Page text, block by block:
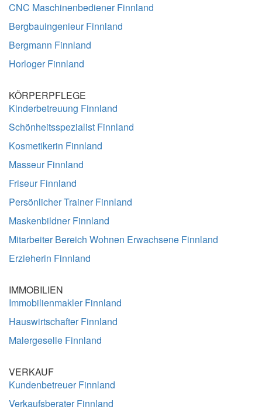
CNC Maschinenbediener Finnland
Bergbauingenieur Finnland
Bergmann Finnland
Horloger Finnland
KÖRPERPFLEGE
Kinderbetreuung Finnland
Schönheitsspezialist Finnland
Kosmetikerin Finnland
Masseur Finnland
Friseur Finnland
Persönlicher Trainer Finnland
Maskenbildner Finnland
Mitarbeiter Bereich Wohnen Erwachsene Finnland
Erzieherin Finnland
IMMOBILIEN
Immobilienmakler Finnland
Hauswirtschafter Finnland
Malergeselle Finnland
VERKAUF
Kundenbetreuer Finnland
Verkaufsberater Finnland